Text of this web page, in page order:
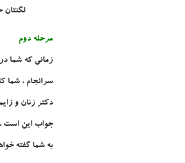
لگنتان
مرحله دوم
زماني که شما
سرانجام ، شما
دکتر زنان و
جواب اين است
به شما گفته